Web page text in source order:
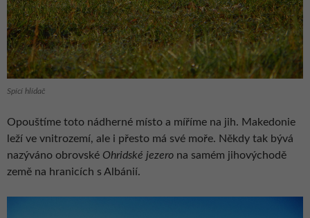
Spící hlídač
Opouštíme toto nádherné místo a míříme na jih. Makedonie
leží ve vnitrozemí, ale i přesto má své moře. Někdy tak bývá
nazýváno obrovské Ohridské jezero na samém jihovýchodě
země na hranicích s Albánií.